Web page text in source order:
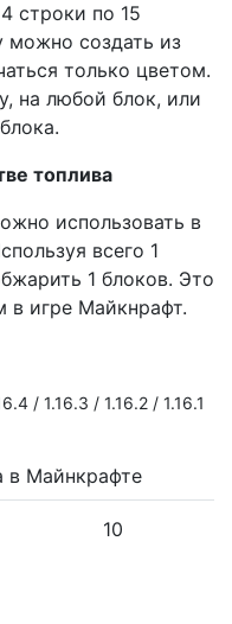
строки по 15
можно создать из
только цветом.
на любой блок, или
топлива
использовать в
всего 1
1 блоков. Это
в игре Майкнрафт.
/ 1.16.3 / 1.16.2 / 1.16.1
10